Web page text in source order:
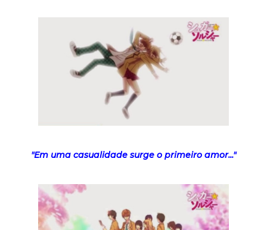
"Em uma casualidade surge o primeiro amor..."